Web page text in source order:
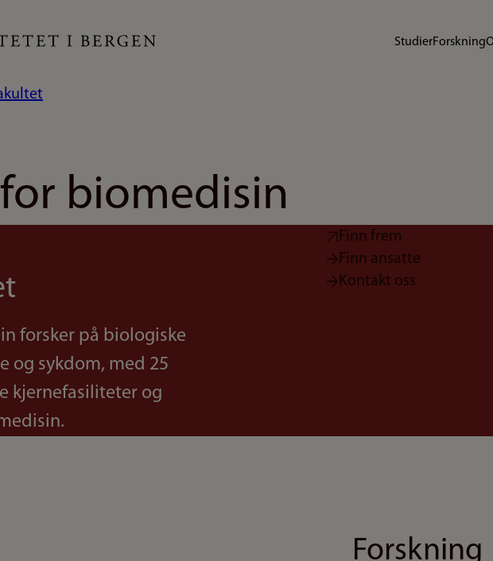
StudierForskning
biomedisin
forsker på biologiske
og sykdom, med 25
kjernefasiliteter og
Finn frem
Finn ansatte
Kontakt oss
Forskning